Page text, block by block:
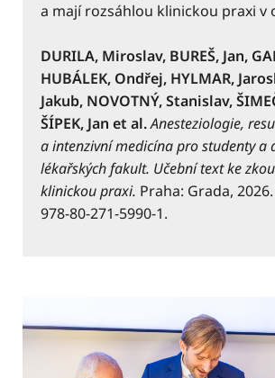
a mají rozsáhlou klinickou praxi v
DURILA, Miroslav, BUREŠ, Jan,
HUBÁLEK, Ondřej, HYLMAR,
Jakub, NOVOTNÝ, Stanislav,
ŠÍPEK, Jan et al.Anesteziologie,
a intenzivní medicína pro studenty a
lékařských fakult. Učební text ke
klinickou praxi. Praha: Grada,
978-80-271-5990-1.